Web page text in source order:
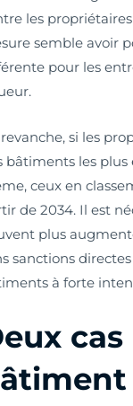
les
semble avoir
pour les
si les
bâtiments les plus
ceux en
de 2034. Il est
plus
sanctions
à forte